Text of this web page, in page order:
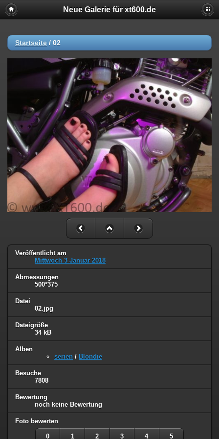
Neue Galerie für xt600.de
Startseite / 02
Veröffentlicht am
Mittwoch 3 Januar 2018
Abmessungen
500*375
Datei
02.jpg
Dateigröße
34 kB
Alben
serien / Blondie
Besuche
7808
Bewertung
noch keine Bewertung
Foto bewerten
0 1 2 3 4 5